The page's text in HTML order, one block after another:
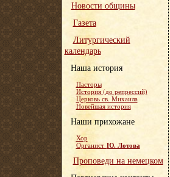
Новости общины
Газета
Литургический
календарь
Наша история
Пасторы
История (до репрессий)
Церковь св. Михаила
Новейшая история
Наши прихожане
Хор
Органист Ю. Лотова
Проповеди на немецком